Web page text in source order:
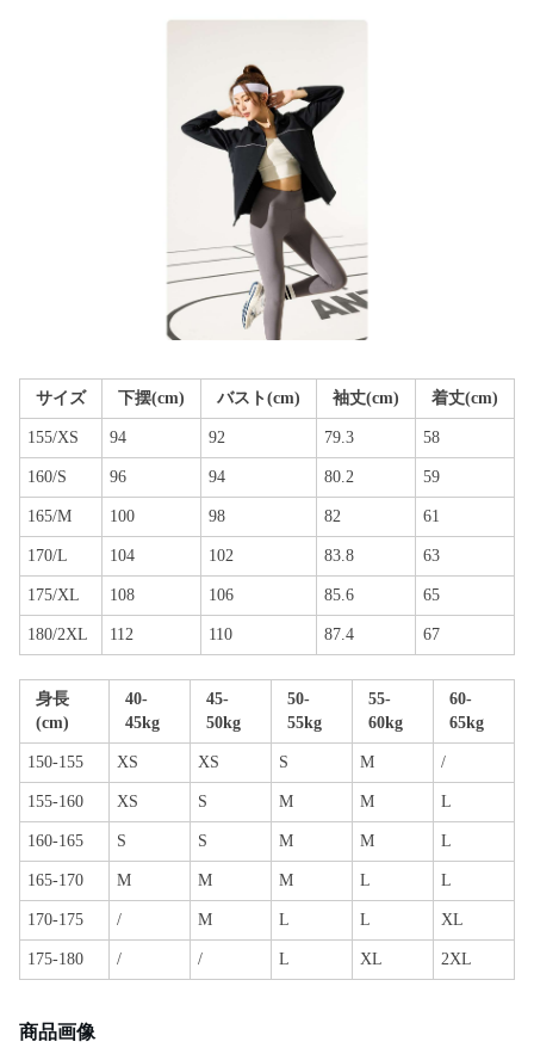
サイズ 下摆(cm) バスト(cm) 袖丈(cm) 着丈(cm)
155/XS 94 92 79.3 58
160/S 96 94 80.2 59
165/M 100 98 82 61
170/L 104 102 83.8 63
175/XL 108 106 85.6 65
180/2XL 112 110 87.4 67
身長
(cm)
40-
45kg
45-
50kg
50-
55kg
55-
60kg
60-
65kg
150-155 XS XS S M /
155-160 XS S M M L
160-165 S S M M L
165-170 M M M L L
170-175 / M L L XL
175-180 / / L XL 2XL
商品画像